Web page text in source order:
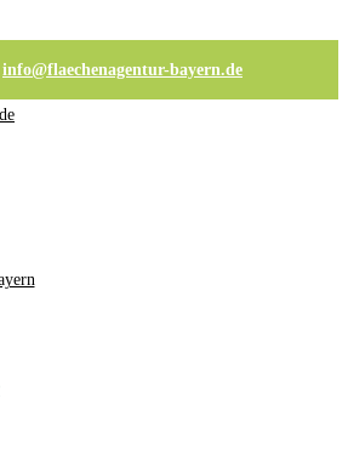
info@flaechenagentur-bayern.de